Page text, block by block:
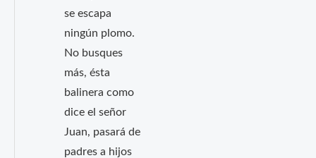
se escapa
ningún plomo.
No busques
más, ésta
balinera como
dice el señor
Juan, pasará de
padres a hijos